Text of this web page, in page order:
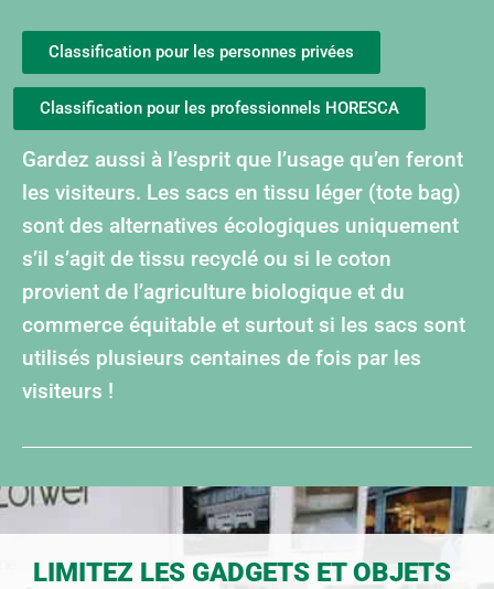
Classification pour les personnes privées
Classification pour les professionnels HORESCA
Gardez aussi à l’esprit que l’usage qu’en feront
les visiteurs. Les sacs en tissu léger (tote bag)
sont des alternatives écologiques uniquement
s’il s’agit de tissu recyclé ou si le coton
provient de l’agriculture biologique et du
commerce équitable et surtout si les sacs sont
utilisés plusieurs centaines de fois par les
visiteurs !
LIMITEZ LES GADGETS ET OBJETS